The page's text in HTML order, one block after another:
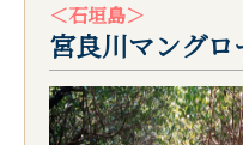
＜石垣島＞
宮良川マングロ